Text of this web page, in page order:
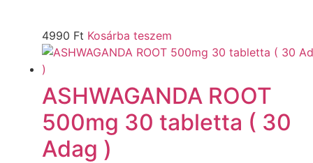
4990 Ft Kosárba teszem
ASHWAGANDA ROOT
500mg 30 tabletta ( 30
Adag )